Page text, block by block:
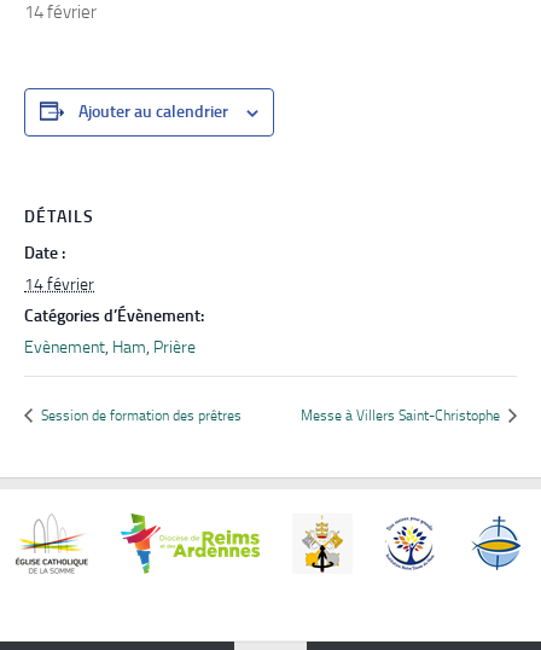
14 février
Ajouter au calendrier
DÉTAILS
Date :
14 février
Catégories d’Évènement:
Evènement, Ham, Prière
Session de formation des prêtres Messe à Villers Saint-Christophe